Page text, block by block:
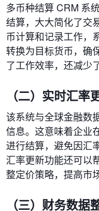
多币种结算 CRM 系
结算，大大简化了交
币计算和记录工作，
转换为目标货币，确
了工作效率，还减少
（二）实时汇率
该系统与全球金融数
信息。这意味着企业
进行结算，避免因汇
汇率更新功能还可以
整定价策略，提高市
（三）财务数据